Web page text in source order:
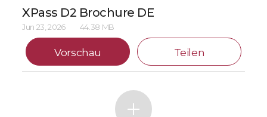
XPass D2 Brochure DE
Jun 23, 2026 44.38 MB
Vorschau Teilen